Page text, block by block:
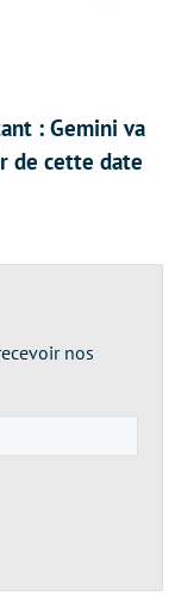
: Gemini va
de cette date
nos